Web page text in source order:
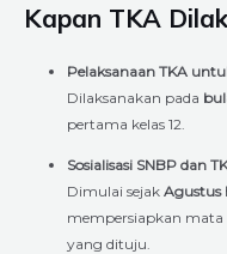
Kapan TKA
Pelaksanaan TKA
Dilaksanakan pada
pertama kelas 12.
Sosialisasi SNBP dan
Dimulai sejak Agustus
mempersiapkan mata
yang dituju.